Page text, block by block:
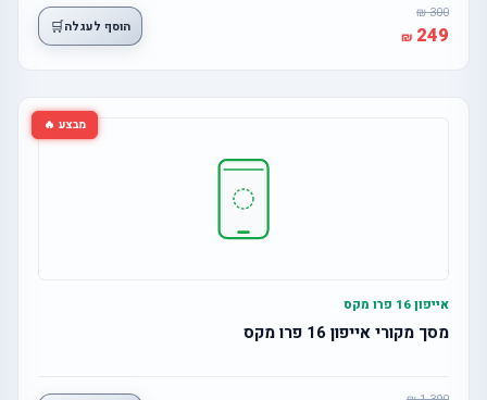
300
249 הוסף לעגלה🛒
מבצע 🔥
אייפון 16 פרו מקס
מסך מקורי אייפון 16 פרו מקס